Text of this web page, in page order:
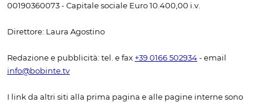
00190360073 - Capitale sociale Euro 10.400,00 i.v.
Direttore: Laura Agostino
Redazione e pubblicità: tel. e fax +39 0166 502934 - email
info@bobinte.tv
I link da altri siti alla prima pagina e alle pagine interne sono